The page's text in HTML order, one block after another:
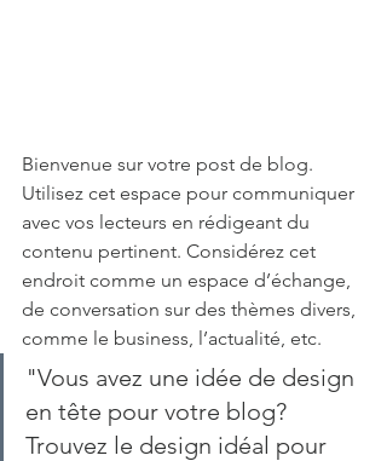
Bienvenue sur votre post de blog.
Utilisez cet espace pour communiquer
avec vos lecteurs en rédigeant du
contenu pertinent. Considérez cet
endroit comme un espace d’échange,
de conversation sur des thèmes divers,
comme le business, l’actualité, etc.
"Vous avez une idée de design
en tête pour votre blog?
Trouvez le design idéal pour